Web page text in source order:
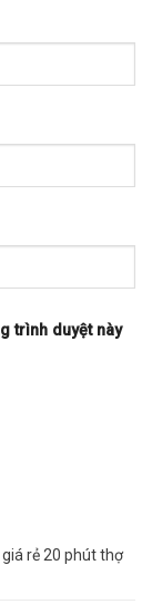
trình duyệt này
rẻ 20 phút thợ